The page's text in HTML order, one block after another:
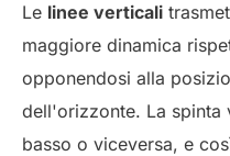
Le linee verticali
maggiore dinamica
opponendosi alla
dell'orizzonte. La spinta
basso o viceversa, e